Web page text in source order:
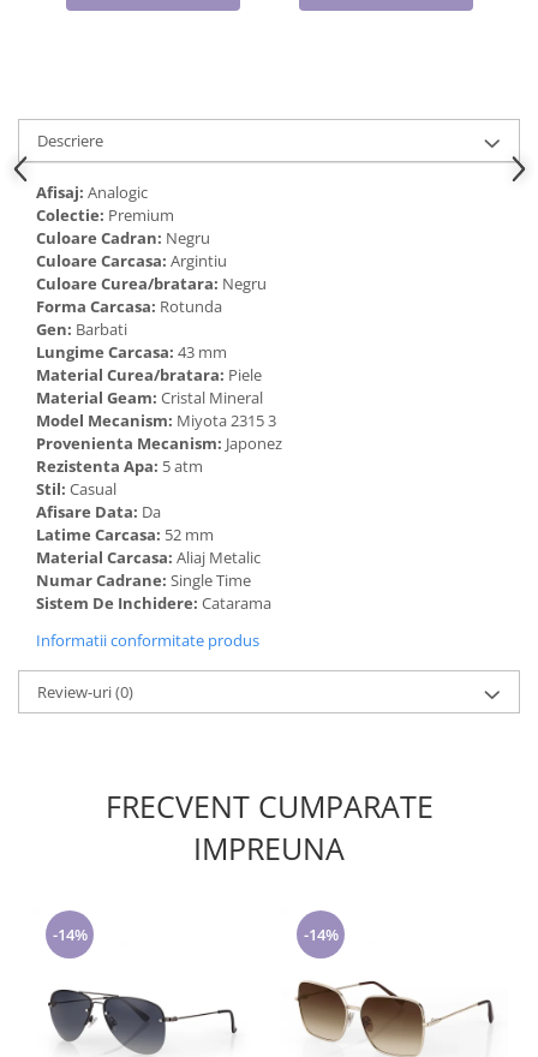
Cadouri pentru Doctori
Descriere
Afisaj: Analogic
Colectie: Premium
Culoare Cadran: Negru
Culoare Carcasa: Argintiu
Culoare Curea/bratara: Negru
Forma Carcasa: Rotunda
Gen: Barbati
Lungime Carcasa: 43 mm
Material Curea/bratara: Piele
Material Geam: Cristal Mineral
Model Mecanism: Miyota 2315 3
Provenienta Mecanism: Japonez
Rezistenta Apa: 5 atm
Stil: Casual
Afisare Data: Da
Latime Carcasa: 52 mm
Material Carcasa: Aliaj Metalic
Numar Cadrane: Single Time
Sistem De Inchidere: Catarama
Informatii conformitate produs
Review-uri(0)
FRECVENT CUMPARATE
IMPREUNA
-14% -14%